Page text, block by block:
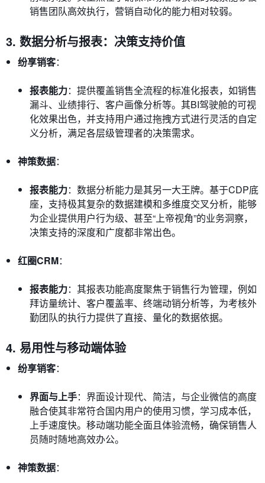
销售团队高效执行，营销自动化的能力相对较弱。
3. 数据分析与报表：决策支持价值
纷享销客：
报表能力：提供覆盖销售全流程的标准化报表，如销售
漏斗、业绩排行、客户画像分析等。其BI驾驶舱的可视
化效果出色，并支持用户通过拖拽方式进行灵活的自定
义分析，满足各层级管理者的决策需求。
神策数据：
报表能力：数据分析能力是其另一大王牌。基于CDP底
座，支持极其复杂的数据建模和多维度交叉分析，能够
为企业提供用户行为级、甚至“上帝视角”的业务洞察，
决策支持的深度和广度都非常出色。
红圈CRM：
报表能力：其报表功能高度聚焦于销售行为管理，例如
拜访量统计、客户覆盖率、终端动销分析等，为考核外
勤团队的执行力提供了直接、量化的数据依据。
4. 易用性与移动端体验
纷享销客：
界面与上手：界面设计现代、简洁，与企业微信的高度
融合使其非常符合国内用户的使用习惯，学习成本低，
上手速度快。移动端功能全面且体验流畅，确保销售人
员随时随地高效办公。
神策数据：